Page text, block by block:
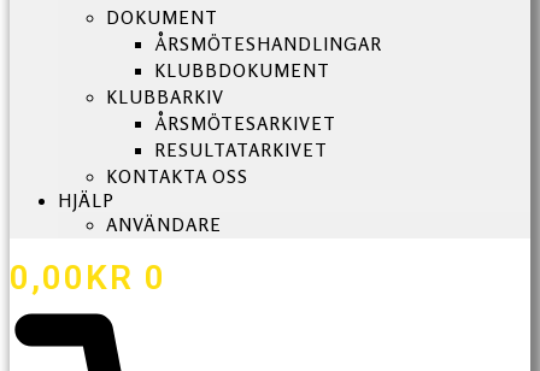
DOKUMENT
ÅRSMÖTESHANDLINGAR
KLUBBDOKUMENT
KLUBBARKIV
ÅRSMÖTESARKIVET
RESULTATARKIVET
KONTAKTA OSS
HJÄLP
ANVÄNDARE
0,00KR 0